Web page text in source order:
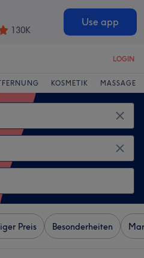
130K
Use app
LOGIN
KOSMETIK MASSAGE
Preis Besonderheiten